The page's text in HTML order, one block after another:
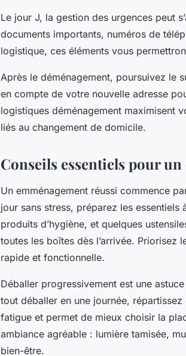
Le jour J, la gestion des urgences peut
documents importants, numéros de
logistique, ces éléments vous
Après le déménagement, poursuivez le
en compte de votre nouvelle adresse
logistiques déménagement maximisent
liés au changement de domicile.
Conseils essentiels pour
Un emménagement réussi commence
jour sans stress, préparez les
produits d’hygiène, et quelques
toutes les boîtes dès l’arrivée. Priorisez
rapide et fonctionnelle.
Déballer progressivement est une
tout déballer en une journée,
fatigue et permet de mieux choisir la
ambiance agréable : lumière tamisée,
bien-être.